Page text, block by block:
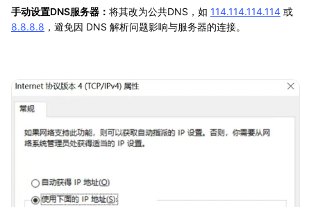
手动设置DNS服务器： 将其改为公共DNS，如 114.114.114.114 或
8.8.8.8 ，避免因 DNS 解析问题影响与服务器的连接。